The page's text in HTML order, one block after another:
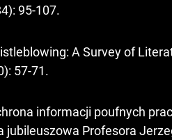
95-107.
A Survey of
57-71.
informacji poufnych
jubileuszowa Profesora